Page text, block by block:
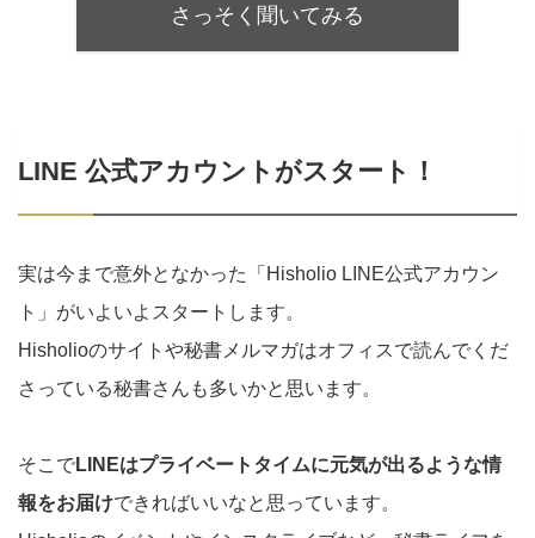
さっそく聞いてみる
LINE 公式アカウントがスタート！
実は今まで意外となかった「Hisholio LINE公式アカウン
ト」がいよいよスタートします。
Hisholioのサイトや秘書メルマガはオフィスで読んでくだ
さっている秘書さんも多いかと思います。
そこでLINEはプライベートタイムに元気が出るような情
報をお届けできればいいなと思っています。